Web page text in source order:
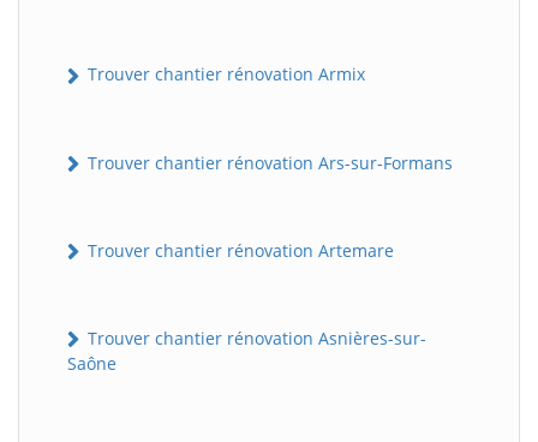
Trouver chantier rénovation Armix
Trouver chantier rénovation Ars-sur-Formans
Trouver chantier rénovation Artemare
Trouver chantier rénovation Asnières-sur-
Saône